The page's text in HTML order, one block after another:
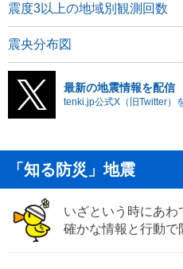
震度3以上の地域別観測回数
震央分布図
最新の地震情報を配信
tenki.jp公式X（旧Twitter）
「知る防災」地震
いざという時にあわ
確かな情報と行動で